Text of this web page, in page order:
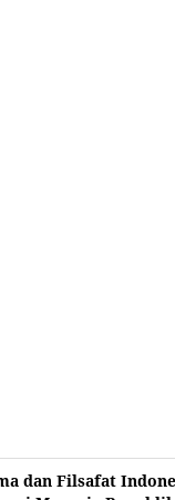
dan Filsafat